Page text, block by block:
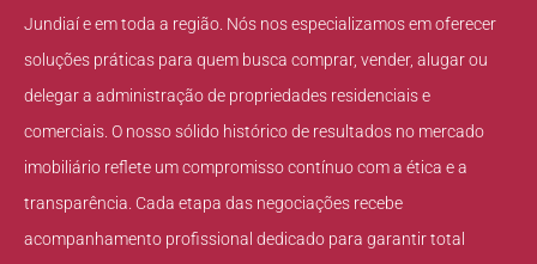
Jundiaí e em toda a região. Nós nos especializamos em oferecer
soluções práticas para quem busca comprar, vender, alugar ou
delegar a administração de propriedades residenciais e
comerciais. O nosso sólido histórico de resultados no mercado
imobiliário reflete um compromisso contínuo com a ética e a
transparência. Cada etapa das negociações recebe
acompanhamento profissional dedicado para garantir total